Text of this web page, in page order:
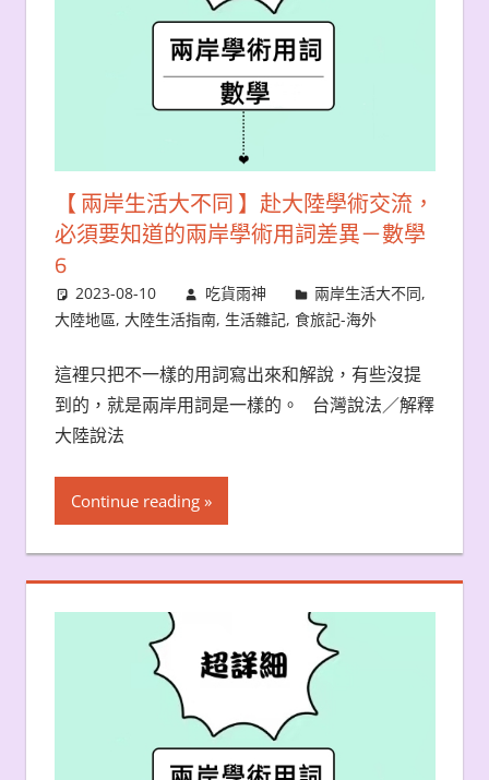
【 兩岸生活大不同 】赴大陸學術交流，
必須要知道的兩岸學術用詞差異－數學
6
2023-08-10 吃貨雨神 兩岸生活大不同,
大陸地區, 大陸生活指南, 生活雜記, 食旅記-海外
這裡只把不一樣的用詞寫出來和解說，有些沒提
到的，就是兩岸用詞是一樣的。 台灣說法／解釋
大陸說法
Continue reading